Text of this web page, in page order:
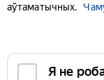
аўтаматычных.
Я не